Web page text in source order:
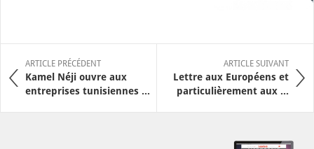
ARTICLE PRÉCÉDENT
Kamel Néji ouvre aux
entreprises tunisiennes ...
ARTICLE SUIVANT
Lettre aux Européens et
particulièrement aux ...